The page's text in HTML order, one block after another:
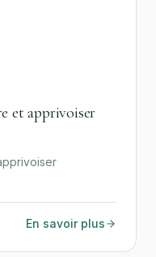
et apprivoiser
En savoir plus